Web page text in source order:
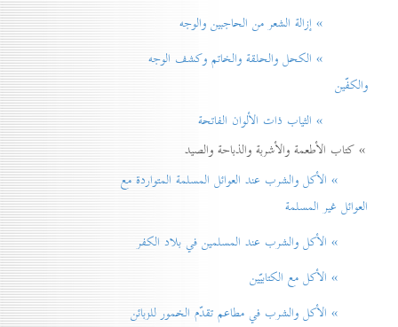
» إزالة الشعر من الحاجبين والوجه
» الكحل والحلقة والخاتم وكشف الوجه
والكفّين
» الثياب ذات الألوان الفاتحة
» كتاب الأطعمة والأشربة والذباحة والصيد
» الأكل والشرب عند العوائل المسلمة المتواردة مع
العوائل غير المسلمة
» الأكل والشرب عند المسلمين في بلاد الكفر
» الأكل مع الكتابيّين
» الأكل والشرب في مطاعم تقدّم الخمور للزبائن